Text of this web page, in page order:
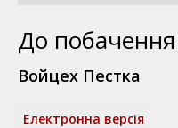
До побачення
Войцех Пестка
Електронна версія